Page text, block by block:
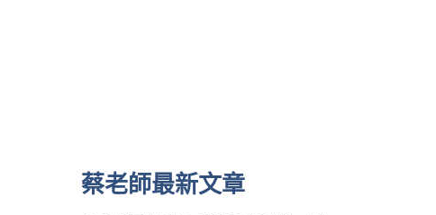
蔡老師最新文章